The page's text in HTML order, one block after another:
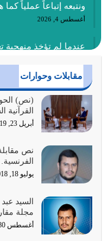
ونتبعه إتباعاً عملياً
أغسطس 4, 2026
عندما لم تؤخذ منهجية
أغسطس 3, 2026
الغاية من الصلاة هو
{وَأَعِدُّوا لَهُمْ مَا…
أغسطس 2, 2026
السبب الرئيسي لشقاء
لحدود الله بالإضافات
أغسطس 1, 2026
أبرز أسباب الشقاء هو
المتمثل في القرآن
يوليو 31, 2026
مقابلات وحوارات
(نص)
القرآنية
أبريل 23, 2019
نص
الفرنسية.
يوليو 18, 2018
السيد
مجلة
أغسطس 30, 2016